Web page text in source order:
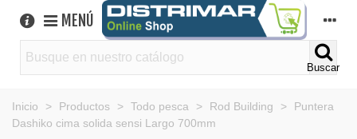
MENÚ
Buscar
Inicio > Productos > Todo pesca > Rod Building >
Puntera
Dashiko cima solida sensi Largo 700mm